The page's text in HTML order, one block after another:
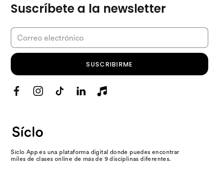
Suscríbete a la newsletter
Síclo App es una plataforma digital donde puedes encontrar
miles de clases online de más de 9 disciplinas diferentes.